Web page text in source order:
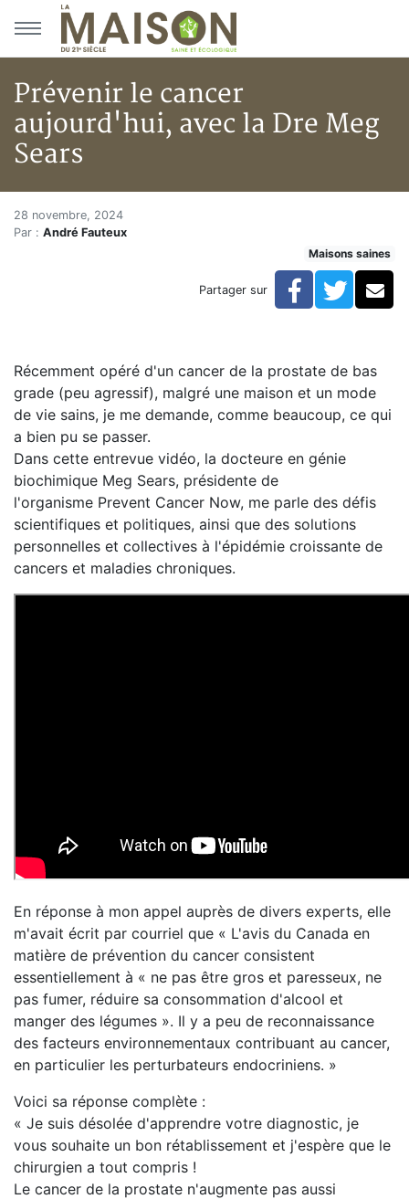
Aller au menu principal
Aller au contenu principal
Prévenir le cancer
aujourd'hui, avec la Dre Meg
Sears
Accueil
Articles
Hypersensibilités environnementales
Prévenir le cancer aujourd'hui, avec la Dre Meg Sears
Prévenir le cancer aujourd'hui,
28 novembre, 2024
Par : André Fauteux
Maisons saines
Partager sur Facebook
Récemment opéré d'un cancer de la prostate de bas
grade (peu agressif), malgré une maison et un mode
de vie sains, je me demande, comme beaucoup, ce qui
a bien pu se passer.
Dans cette entrevue vidéo, la docteure en génie
biochimique Meg Sears, présidente de
l'organisme Prevent Cancer Now, me parle des défis
scientifiques et politiques, ainsi que des solutions
personnelles et collectives à l'épidémie croissante de
cancers et maladies chroniques.
En réponse à mon appel auprès de divers experts, elle
m'avait écrit par courriel que « L'avis du Canada en
matière de prévention du cancer consistent
essentiellement à « ne pas être gros et paresseux, ne
pas fumer, réduire sa consommation d'alcool et
manger des légumes ». Il y a peu de reconnaissance
des facteurs environnementaux contribuant au cancer,
en particulier les perturbateurs endocriniens. »
Voici sa réponse complète :
« Je suis désolée d'apprendre votre diagnostic, je
vous souhaite un bon rétablissement et j'espère que le
chirurgien a tout compris !
Le cancer de la prostate n'augmente pas aussi